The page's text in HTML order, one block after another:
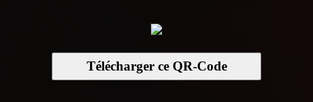
Télécharger ce QR-Code